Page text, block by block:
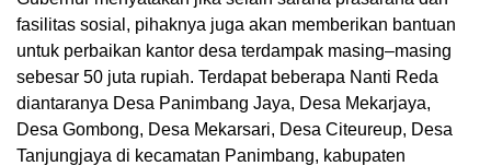
fasilitas sosial, pihaknya juga akan memberikan bantuan
untuk perbaikan kantor desa terdampak masing–masing
sebesar 50 juta rupiah. Terdapat beberapa Nanti Reda
diantaranya Desa Panimbang Jaya, Desa Mekarjaya,
Desa Gombong, Desa Mekarsari, Desa Citeureup, Desa
Tanjungjaya di kecamatan Panimbang, kabupaten